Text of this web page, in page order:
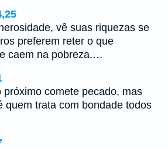
vê suas riquezas se
preferem reter o que
caem na pobreza.…
próximo comete pecado, mas
quem trata com bondade todos